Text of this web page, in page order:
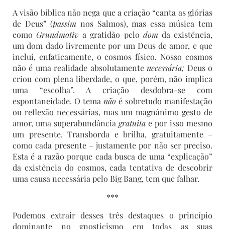
A visão bíblica não nega que a criação “canta as glórias
de Deus” (passim nos Salmos), mas essa música tem
comoGrundmotiv a gratidão pelo dom da existência,
um dom dado livremente por um Deus de amor, e que
inclui, enfaticamente, o cosmos físico. Nosso cosmos
não é uma realidade absolutamentenecessária; Deus o
criou com plena liberdade, o que, porém, não implica
uma “escolha”. A criação desdobra-se com
espontaneidade. O tema não é sobretudo manifestação
ou reflexão necessárias, mas um magnânimo gesto de
amor, uma superabundância gratuita e por isso mesmo
um presente. Transborda e brilha, gratuitamente –
como cada presente – justamente por não ser preciso.
Esta é a razão porque cada busca de uma “explicação”
da existência do cosmos, cada tentativa de descobrir
uma causa necessária pelo Big Bang, tem que falhar.
***
Podemos extrair desses três destaques o princípio
dominante no gnosticismo em todas as suas